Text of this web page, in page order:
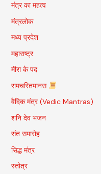
मंत्र का महत्व
मंत्रलोक
मध्य प्रदेश
महाराष्ट्र
मीरा के पद
रामचरितमानस
वैदिक मंत्र (Vedic Mantras)
शनि देव भजन
संत समारोह
सिद्ध मंत्र
स्तोत्र